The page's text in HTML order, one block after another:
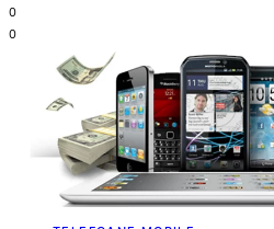
0
0